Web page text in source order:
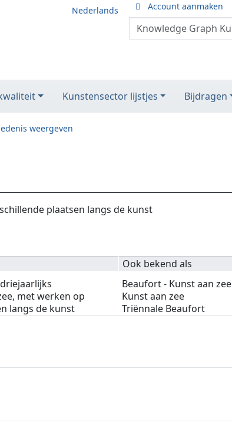
Nederlands Account aanmaken
Kunstensector lijstjes Bijdragen
weergeven
plaatsen langs de kunst
Ook bekend als
met werken op
langs de kunst
Beaufort - Kunst aan zee
Kunst aan zee
Triënnale Beaufort